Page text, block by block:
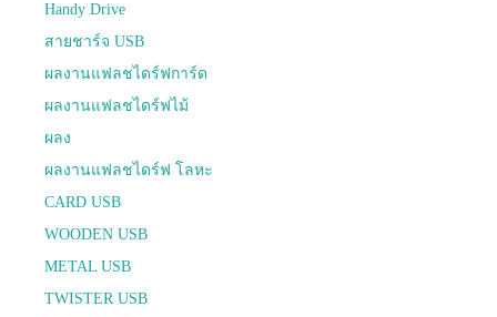
Handy Drive
สายชาร์จ USB
ผลงานแฟลชไดร์ฟการ์ด
ผลงานแฟลชไดร์ฟไม้
ผลง
ผลงานแฟลชไดร์ฟ โลหะ
CARD USB
WOODEN USB
METAL USB
TWISTER USB